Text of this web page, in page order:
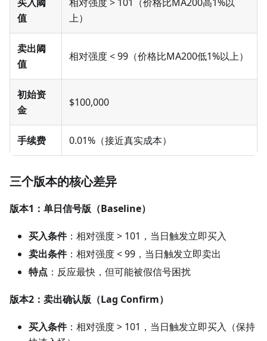
值
上）
卖出阈
值
相对强度 < 99（价格比MA200低1%以上）
初始资
金
$100,000
手续费 0.01%（接近真实成本）
三个版本的核心差异
版本1：单日信号版（Baseline）
买入条件：相对强度 > 101，当日触发立即买入
卖出条件：相对强度 < 99，当日触发立即卖出
特点 ：反应最快，但可能被假信号困扰
版本2：卖出确认版（Lag Confirm）
买入条件：相对强度 > 101，当日触发立即买入（保持